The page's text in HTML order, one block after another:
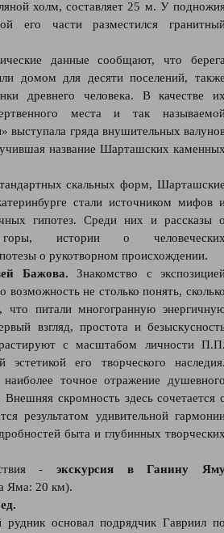
холм, составляет 25 м. У
его части разместился
данные сообщают, что
домом для десяти поселений,
древнего человека. В качестве
места и так
выступала гряда внушительных
название Шарташских
скальных форм,
стали источником мифов
гипотез. Среди них и рассказы
истории о
о рукотворном происхождении.
Бажова. Знакомство с
возможность не столько понять,
что питали многогранную
взгляд, простота и
с масштабом личности
его творческого
точное отражение
Внешняя скромность здесь сочетается
результатом удивительной
быта и глубинных
- экскурсия в Ганину
Яма: 20 км).
основал подрядчик Гавриил